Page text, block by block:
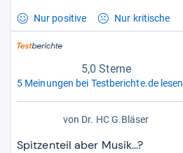
Nur positive Nur kritische
5,0 Sterne
5 Meinungen bei Testberichte.de lesen
von Dr. HC G.Bläser
Spitzenteil aber Musik...?